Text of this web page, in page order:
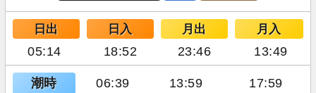
日出 日入 月出 月入
05:14 18:52 23:46 13:49
潮時 06:39 13:59 17:59